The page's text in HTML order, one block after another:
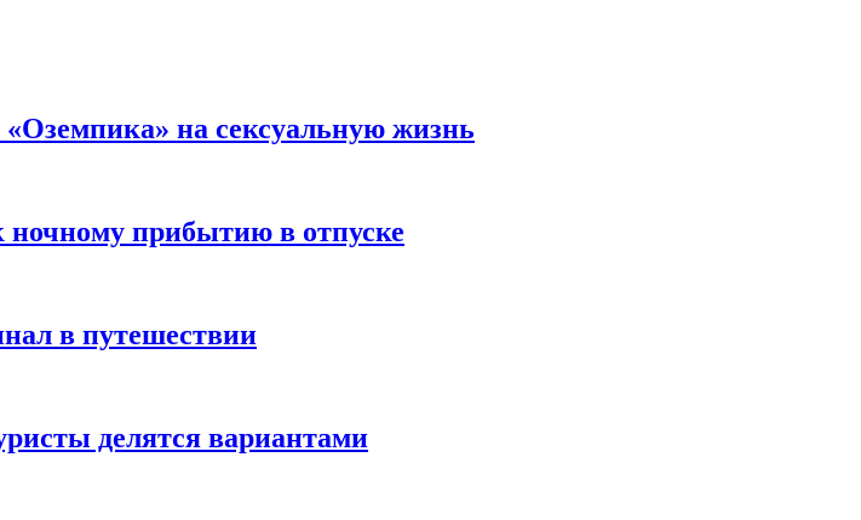
на сексуальную жизнь
ночному прибытию в отпуске
в путешествии
делятся вариантами